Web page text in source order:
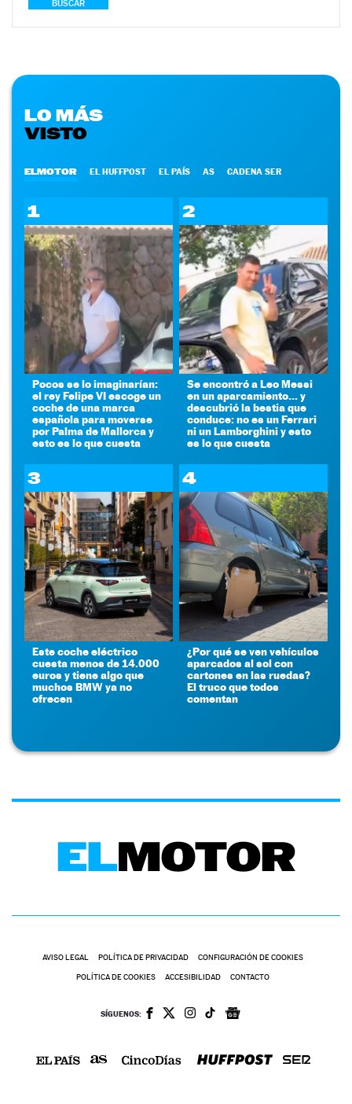
BUSCAR
LO MÁS
VISTO
ELMOTOR EL HUFFPOST EL PAÍS AS CADENA SER
1
Pocos se lo imaginarían:
el rey Felipe VI escoge un
coche de una marca
española para moverse
por Palma de Mallorca y
esto es lo que cuesta
2
Se encontró a Leo Messi
en un aparcamiento... y
descubrió la bestia que
conduce: no es un Ferrari
ni un Lamborghini y esto
es lo que cuesta
3
Este coche eléctrico
cuesta menos de 14.000
euros y tiene algo que
muchos BMW ya no
ofrecen
4
¿Por qué se ven vehículos
aparcados al sol con
cartones en las ruedas?
El truco que todos
comentan
AVISO LEGAL POLÍTICA DE PRIVACIDAD CONFIGURACIÓN DE COOKIES
POLÍTICA DE COOKIES ACCESIBILIDAD CONTACTO
SÍGUENOS: